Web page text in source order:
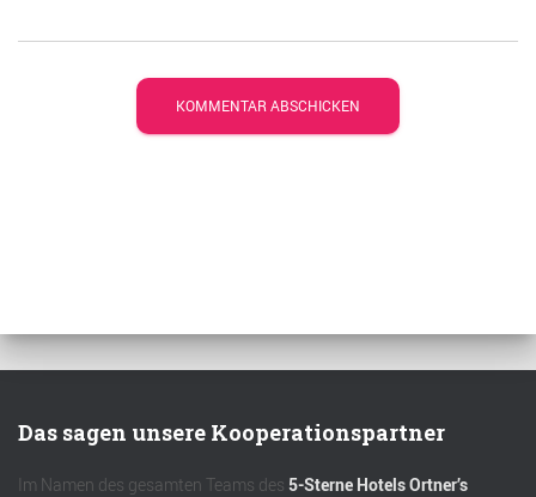
Das sagen unsere Kooperationspartner
Im Namen des gesamten Teams des 5-Sterne Hotels Ortner’s